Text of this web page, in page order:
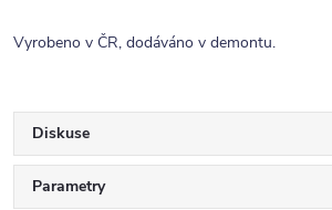
Vyrobeno v ČR, dodáváno v demontu.
Diskuse
Parametry